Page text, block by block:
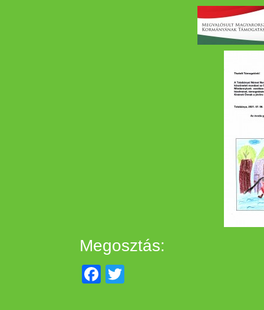
Megosztás:
Facebook